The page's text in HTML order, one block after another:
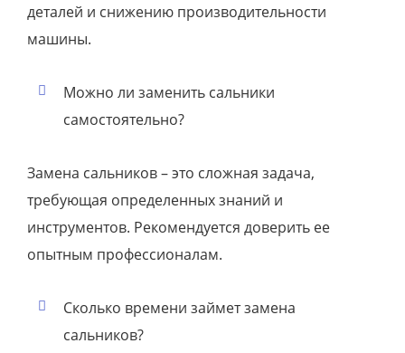
деталей и снижению производительности
машины.
Можно ли заменить сальники
самостоятельно?
Замена сальников – это сложная задача,
требующая определенных знаний и
инструментов. Рекомендуется доверить ее
опытным профессионалам.
Сколько времени займет замена
сальников?